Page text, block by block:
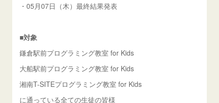
・05月07日（木）最終結果発表
■対象
鎌倉駅前プログラミング教室 for Kids
大船駅前プログラミング教室 for Kids
湘南T-SITEプログラミング教室 for Kids
に通っている全ての生徒の皆様